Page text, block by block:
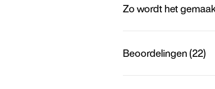
Zo wordt het
Beoordelingen (22)